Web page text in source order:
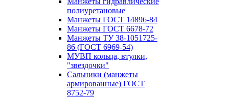
полиуретановые
Манжеты ГОСТ 14896-84
Манжеты ГОСТ 6678-72
Манжеты ТУ 38-1051725-
86 (ГОСТ 6969-54)
МУВП кольца, втулки,
"звездочки"
Сальники (манжеты
армированные) ГОСТ
8752-79